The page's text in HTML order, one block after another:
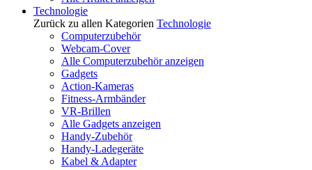
Technologie
Zurück zu allen Kategorien Technologie
Computerzubehör
Webcam-Cover
Alle Computerzubehör anzeigen
Gadgets
Action-Kameras
Fitness-Armbänder
VR-Brillen
Alle Gadgets anzeigen
Handy-Zubehör
Handy-Ladegeräte
Kabel & Adapter